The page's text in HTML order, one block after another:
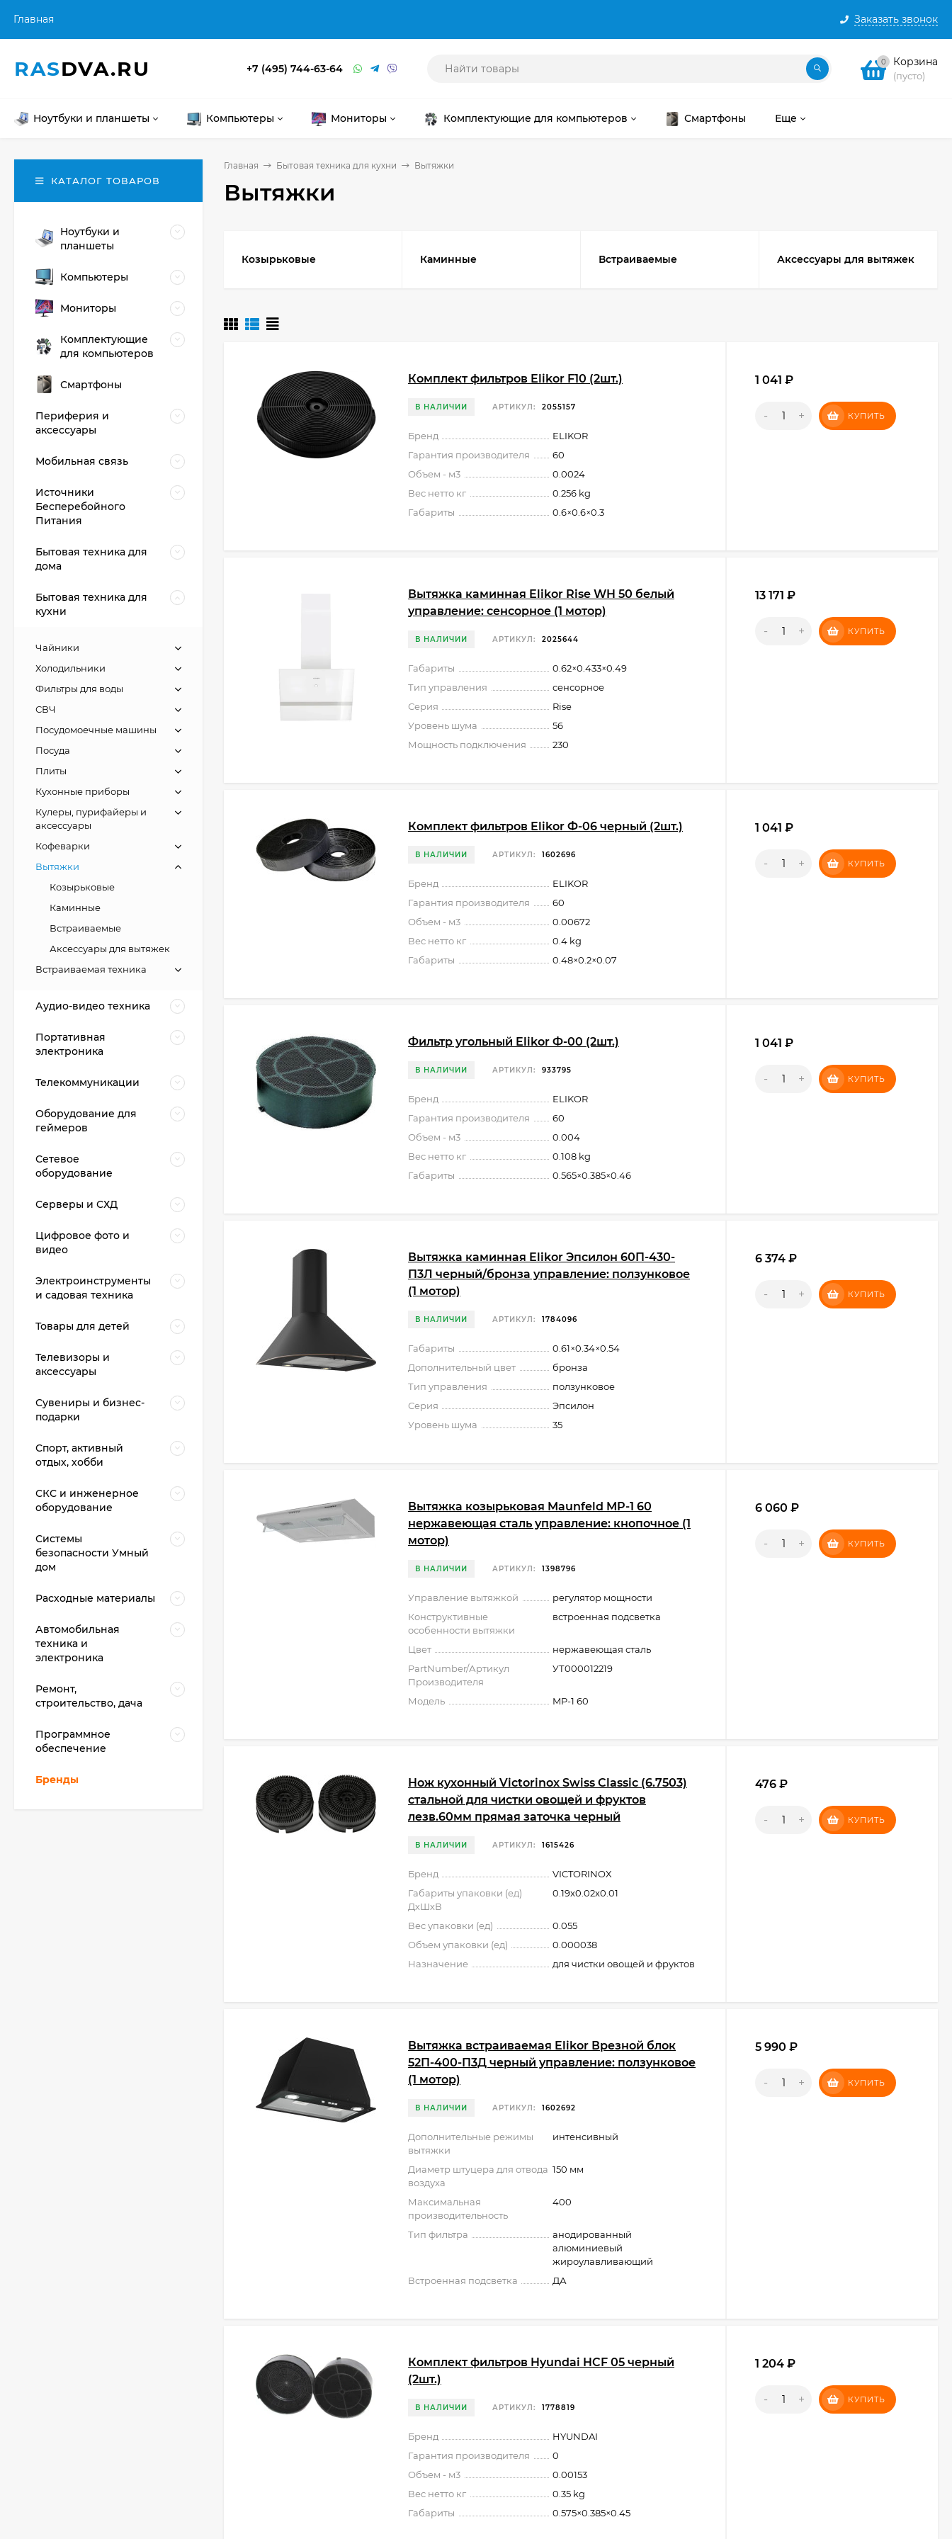
Заказать звонок
Главная
RASDVA.RU +7 (495) 744-63-64 0 Корзина
(пусто)
Ноутбуки и планшеты Компьютеры Мониторы Комплектующие для компьютеров Смартфоны Еще
Главная Бытовая техника для кухни Вытяжки
Вытяжки
Козырьковые Каминные Встраиваемые Аксессуары для вытяжек
Комплект фильтров Elikor F10 (2шт.)
В НАЛИЧИИ АРТИКУЛ: 2055157
Бренд
ELIKOR
Гарантия производителя
60
Объем - м3
0.0024
Вес нетто кг
0.256 kg
Габариты
0.6×0.6×0.3
1 041 ₽
- + КУПИТЬ
Вытяжка каминная Elikor Rise WH 50 белый
управление: сенсорное (1 мотор)
В НАЛИЧИИ АРТИКУЛ: 2025644
Габариты
0.62×0.433×0.49
Тип управления
сенсорное
Серия
Rise
Уровень шума
56
Мощность подключения
230
13 171 ₽
- + КУПИТЬ
Комплект фильтров Elikor Ф-06 черный (2шт.)
В НАЛИЧИИ АРТИКУЛ: 1602696
Бренд
ELIKOR
Гарантия производителя
60
Объем - м3
0.00672
Вес нетто кг
0.4 kg
Габариты
0.48×0.2×0.07
1 041 ₽
- + КУПИТЬ
Фильтр угольный Elikor Ф-00 (2шт.)
В НАЛИЧИИ АРТИКУЛ: 933795
Бренд
ELIKOR
Гарантия производителя
60
Объем - м3
0.004
Вес нетто кг
0.108 kg
Габариты
0.565×0.385×0.46
1 041 ₽
- + КУПИТЬ
Вытяжка каминная Elikor Эпсилон 60П-430-
П3Л черный/бронза управление: ползунковое
(1 мотор)
В НАЛИЧИИ АРТИКУЛ: 1784096
Габариты
0.61×0.34×0.54
Дополнительный цвет
бронза
Тип управления
ползунковое
Серия
Эпсилон
Уровень шума
35
6 374 ₽
- + КУПИТЬ
Вытяжка козырьковая Maunfeld MP-1 60
нержавеющая сталь управление: кнопочное (1
мотор)
В НАЛИЧИИ АРТИКУЛ: 1398796
Управление вытяжкой
регулятор мощности
Конструктивные
особенности вытяжки
встроенная подсветка
Цвет
нержавеющая сталь
PartNumber/Артикул
Производителя
УТ000012219
Модель MP-1 60
6 060 ₽
- + КУПИТЬ
Нож кухонный Victorinox Swiss Classic (6.7503)
стальной для чистки овощей и фруктов
лезв.60мм прямая заточка черный
В НАЛИЧИИ АРТИКУЛ: 1615426
Бренд
VICTORINOX
Габариты упаковки (ед)
ДхШхВ
0.19x0.02x0.01
Вес упаковки (ед)
0.055
Объем упаковки (ед)
0.000038
Назначение
для чистки овощей и фруктов
476 ₽
- + КУПИТЬ
Вытяжка встраиваемая Elikor Врезной блок
52П-400-П3Д черный управление: ползунковое
(1 мотор)
В НАЛИЧИИ АРТИКУЛ: 1602692
Дополнительные режимы
вытяжки
интенсивный
Диаметр штуцера для отвода
воздуха
150 мм
Максимальная
производительность
400
Тип фильтра
анодированный
алюминиевый
жироулавливающий
Встроенная подсветка
ДА
5 990 ₽
- + КУПИТЬ
Комплект фильтров Hyundai HCF 05 черный
(2шт.)
В НАЛИЧИИ АРТИКУЛ: 1778819
Бренд
HYUNDAI
Гарантия производителя
0
Объем - м3
0.00153
Вес нетто кг
0.35 kg
Габариты
0.575×0.385×0.45
1 204 ₽
- + КУПИТЬ
КАТАЛОГ ТОВАРОВ
Ноутбуки и
планшеты
Компьютеры
Мониторы
Комплектующие
для компьютеров
Смартфоны
Периферия и
аксессуары
Мобильная связь
Источники
Бесперебойного
Питания
Бытовая техника для
дома
Бытовая техника для
кухни
Чайники
Холодильники
Фильтры для воды
СВЧ
Посудомоечные машины
Посуда
Плиты
Кухонные приборы
Кулеры, пурифайеры и
аксессуары
Кофеварки
Вытяжки
Козырьковые
Каминные
Встраиваемые
Аксессуары для вытяжек
Встраиваемая техника
Аудио-видео техника
Портативная
электроника
Телекоммуникации
Оборудование для
геймеров
Сетевое
оборудование
Серверы и СХД
Цифровое фото и
видео
Электроинструменты
и садовая техника
Товары для детей
Телевизоры и
аксессуары
Сувениры и бизнес-
подарки
Спорт, активный
отдых, хобби
СКС и инженерное
оборудование
Системы
безопасности Умный
дом
Расходные материалы
Автомобильная
техника и
электроника
Ремонт,
строительство, дача
Программное
обеспечение
Бренды